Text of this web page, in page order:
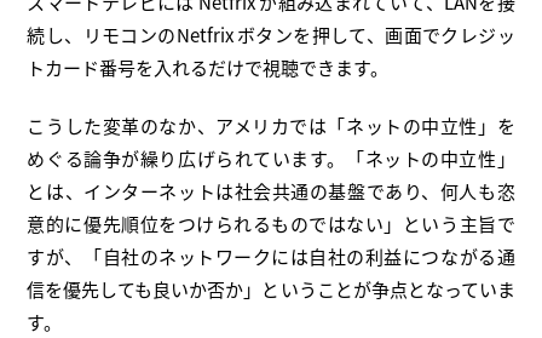
続し、リモコンのNetfrix ボタンを押して、画面でクレジッ
トカード番号を入れるだけで視聴できます。
こうした変革のなか、アメリカでは「ネットの中立性」を
めぐる論争が繰り広げられています。「ネットの中立性」
とは、インターネットは社会共通の基盤であり、何人も恣
意的に優先順位をつけられるものではない」という主旨で
すが、「自社のネットワークには自社の利益につながる通
信を優先しても良いか否か」ということが争点となっていま
す。